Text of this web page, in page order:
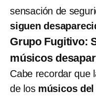
sensación de
siguen
Grupo Fugitivo:
músicos
Cabe recordar que
de los músicos